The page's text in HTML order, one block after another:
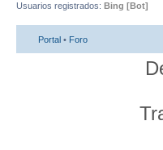
Usuarios registrados: Bing [Bot]
Portal • Foro